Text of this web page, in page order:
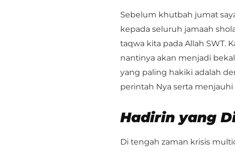
Sebelum khutbah jumat
kepada seluruh jamaah
taqwa kita pada Allah SWT.
nantinya akan menjadi
yang paling hakiki adalah
perintah Nya serta menjauhi
Hadirin yang
Di tengah zaman krisis